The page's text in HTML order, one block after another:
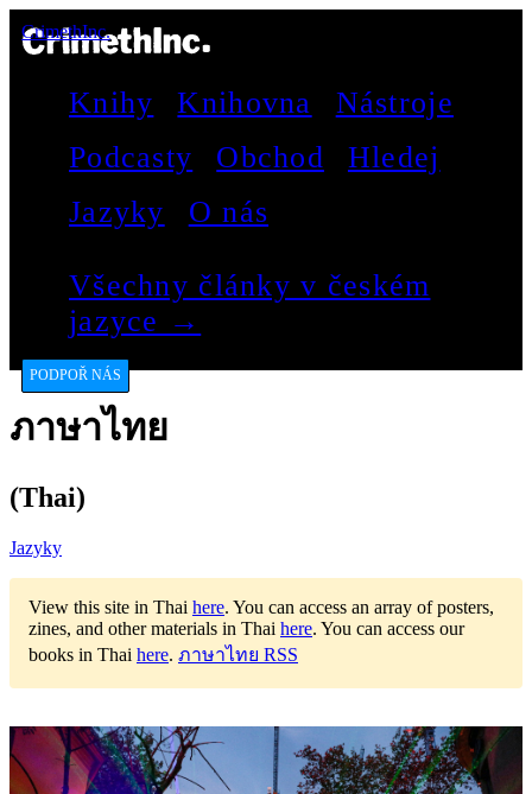
CrimethInc.
Knihy Knihovna
Nástroje
Podcasty
Obchod
Hledej
Jazyky
O nás
Všechny články v českém
jazyce →
PODPOŘ NÁS
ภาษาไทย
(Thai)
Jazyky
View this site in Thai here. You can access an array of posters,
zines, and other materials in Thai here. You can access our
books in Thai here. ภาษาไทย RSS